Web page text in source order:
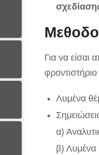
Για να είσαι
Λυμένα
α)
β) Λυμένα